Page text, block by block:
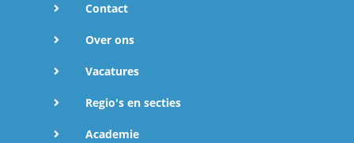
Contact
Over ons
Vacatures
Regio's en secties
Academie